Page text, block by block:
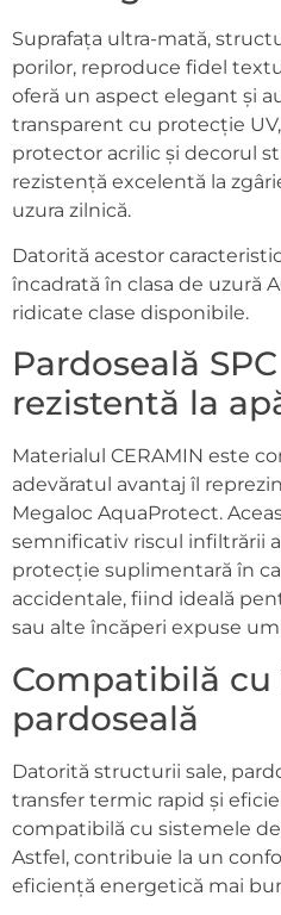
Suprafața ultra-mată,
porilor, reproduce fidel
oferă un aspect elegant și
transparent cu protecție
protector acrilic și decorul
rezistență excelentă la
uzura zilnică.
Datorită acestor
încadrată în clasa de uzură
ridicate clase disponibile.
Pardoseală
rezistentă la
Materialul CERAMIN este
adevăratul avantaj îl
Megaloc AquaProtect.
semnificativ riscul infiltrării
protecție suplimentară în
accidentale, fiind ideală
sau alte încăperi expuse
Compatibilă cu
pardoseală
Datorită structurii sale,
transfer termic rapid și
compatibilă cu sistemele
Astfel, contribuie la un
eficiență energetică mai